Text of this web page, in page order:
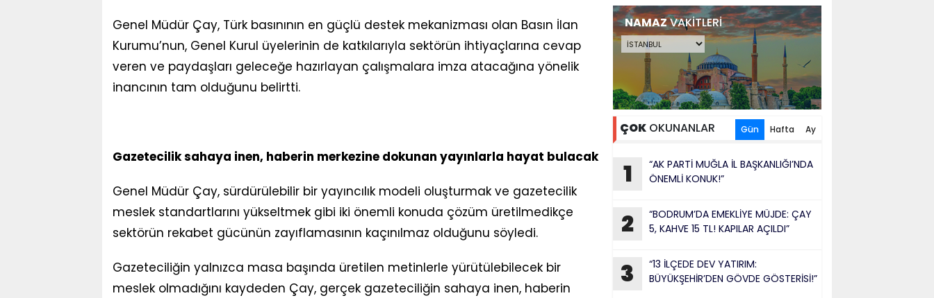
Genel Müdür Çay, Türk basınının en güçlü destek mekanizması olan Basın İlan
Kurumu’nun, Genel Kurul üyelerinin de katkılarıyla sektörün ihtiyaçlarına cevap
veren ve paydaşları geleceğe hazırlayan çalışmalara imza atacağına yönelik
inancının tam olduğunu belirtti.
Gazetecilik sahaya inen, haberin merkezine dokunan yayınlarla hayat bulacak
Genel Müdür Çay, sürdürülebilir bir yayıncılık modeli oluşturmak ve gazetecilik
meslek standartlarını yükseltmek gibi iki önemli konuda çözüm üretilmedikçe
sektörün rekabet gücünün zayıflamasının kaçınılmaz olduğunu söyledi.
Gazeteciliğin yalnızca masa başında üretilen metinlerle yürütülebilecek bir
meslek olmadığını kaydeden Çay, gerçek gazeteciliğin sahaya inen, haberin
NAMAZVAKİTLERİ
ÇOK OKUNANLAR Gün Hafta Ay
1
“AK PARTİ MUĞLA İL BAŞKANLIĞI’NDA
ÖNEMLİ KONUK!”
2
“BODRUM’DA EMEKLİYE MÜJDE: ÇAY
5, KAHVE 15 TL! KAPILAR AÇILDI”
3
“13 İLÇEDE DEV YATIRIM:
BÜYÜKŞEHİR’DEN GÖVDE GÖSTERİSİ!”